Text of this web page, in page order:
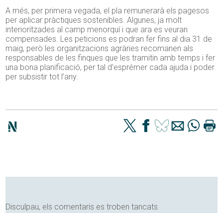
A més, per primera vegada, el pla remunerarà els pagesos
per aplicar pràctiques sostenibles. Algunes, ja molt
interioritzades al camp menorquí i que ara es veuran
compensades. Les peticions es podran fer fins al dia 31 de
maig, però les organitzacions agràries recomanen als
responsables de les finques que les tramitin amb temps i fer
una bona planificació, per tal d’esprémer cada ajuda i poder
per subsistir tot l’any.
Disculpau, els comentaris es troben tancats